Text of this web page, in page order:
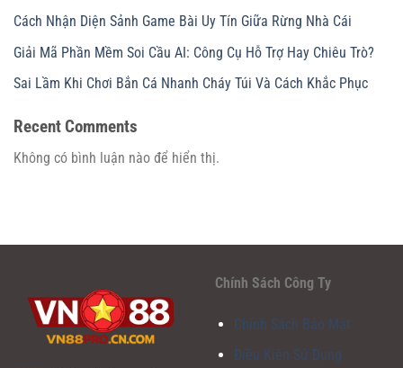
Cách Nhận Diện Sảnh Game Bài Uy Tín Giữa Rừng Nhà Cái
Giải Mã Phần Mềm Soi Cầu AI: Công Cụ Hỗ Trợ Hay Chiêu Trò?
Sai Lầm Khi Chơi Bắn Cá Nhanh Cháy Túi Và Cách Khắc Phục
Recent Comments
Không có bình luận nào để hiển thị.
Chính Sách Công Ty
Chính Sách Bảo Mật
Điều Kiện Sử Dụng